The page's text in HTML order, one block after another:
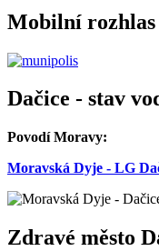
Mobilní rozhlas
Dačice - stav
Povodí Moravy:
Moravská Dyje - LG
Zdravé město